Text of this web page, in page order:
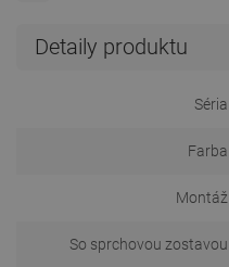
Detaily produktu
Séria
Farba
Montáž
So sprchovou zostavou